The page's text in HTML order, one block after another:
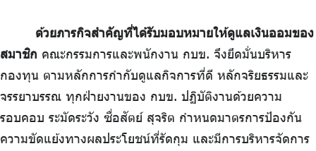
ติดต่อเรา
ไทย | Eng
ด้วยภารกิจสำคัญที่ได้รับมอบหมายให้ดูแลเงินออมของ
สมาชิก คณะกรรมการและพนักงาน กบข. จึงยึดมั่นบริหาร
กองทุน ตามหลักการกำกับดูแลกิจการที่ดี หลักจริยธรรมและ
จรรยาบรรณ ทุกฝ่ายงานของ กบข. ปฏิบัติงานด้วยความ
รอบคอบ ระมัดระวัง ซื่อสัตย์ สุจริต กำหนดมาตรการป้องกัน
ความขัดแย้งทางผลประโยชน์ที่รัดกุม และมีการบริหารจัดการ